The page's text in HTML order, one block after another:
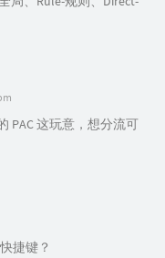
PAC 这玩意，想分流可
捷键？